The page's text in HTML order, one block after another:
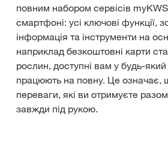
повним набором сервісів
смартфоні: усі ключові функції,
інформація та інструменти на
наприклад безкоштовні карти
рослин, доступні вам у будь-
працюють на повну. Це означає,
переваги, які ви отримуєте
завжди під рукою.